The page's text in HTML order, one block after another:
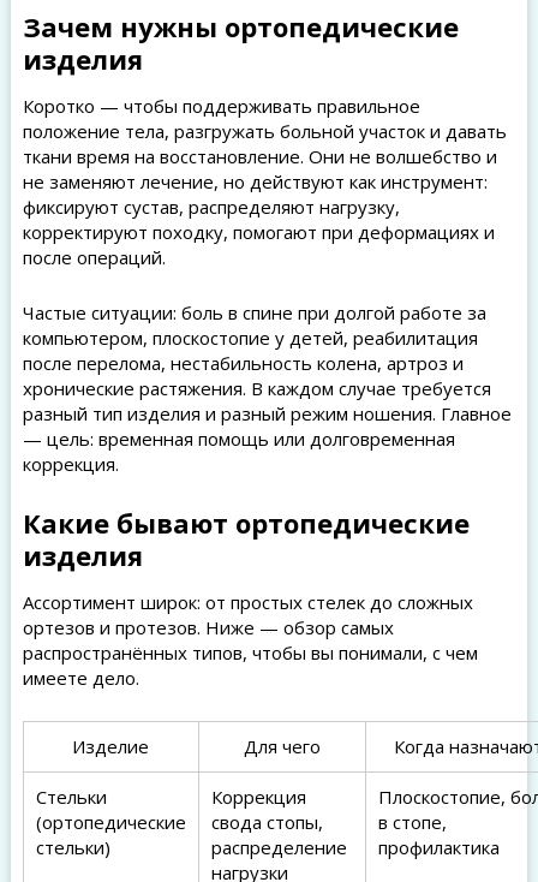
Зачем нужны ортопедические
изделия
Коротко — чтобы поддерживать правильное
положение тела, разгружать больной участок и давать
ткани время на восстановление. Они не волшебство и
не заменяют лечение, но действуют как инструмент:
фиксируют сустав, распределяют нагрузку,
корректируют походку, помогают при деформациях и
после операций.
Частые ситуации: боль в спине при долгой работе за
компьютером, плоскостопие у детей, реабилитация
после перелома, нестабильность колена, артроз и
хронические растяжения. В каждом случае требуется
разный тип изделия и разный режим ношения. Главное
— цель: временная помощь или долговременная
коррекция.
Какие бывают ортопедические
изделия
Ассортимент широк: от простых стелек до сложных
ортезов и протезов. Ниже — обзор самых
распространённых типов, чтобы вы понимали, с чем
имеете дело.
Изделие Для чего Когда
Стельки
(ортопедические
стельки)
Коррекция
свода стопы,
распределение
нагрузки
Плоскостопие,
в стопе,
профилактика